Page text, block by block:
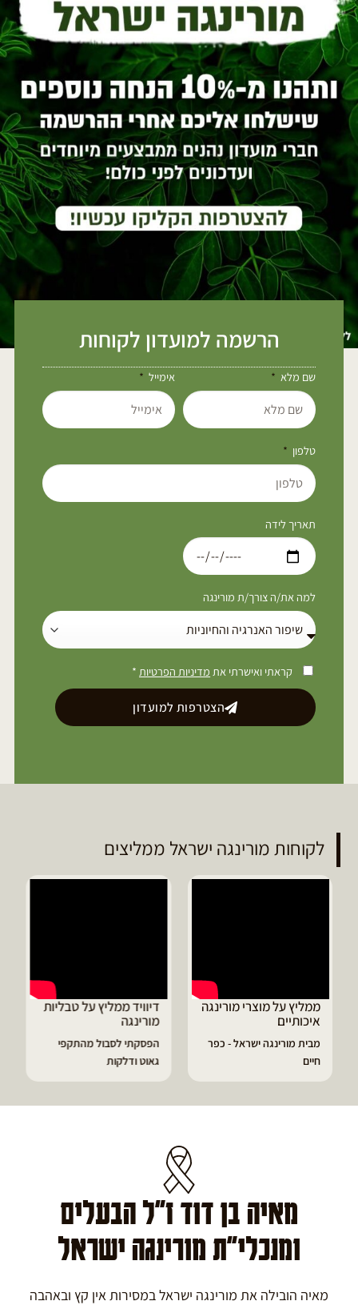
הרשמה למועדון לקוחות
שם מלא אימייל
טלפון
תאריך לידה
למה את/ה צורך/ת מורינגה
קראתי ואישרתי את מדיניות הפרטיות*
הצטרפות למועדון
לקוחות מורינגה ישראל ממליצים
ממליץ על מוצרי מורינגה
איכותיים
מבית מורינגה ישראל - כפר
חיים
דיוויד ממליץ על טבליות
מורינגה
הפסקתי לסבול מהתקפי
גאוט ודלקות
מאיה בן דוד ז"ל הבעלים
ומנכלי"ת מורינגה ישראל
מאיה הובילה את מורינגה ישראל במסירות אין קץ ובאהבה